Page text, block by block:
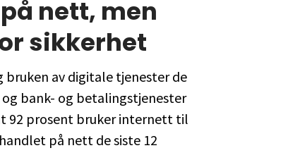
nett, men
sikkerhet
av digitale tjenester de
bank- og betalingstjenester
92 prosent bruker internett til
på nett de siste 12